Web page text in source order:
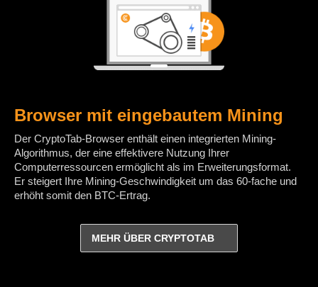
Browser mit eingebautem Mining
Der CryptoTab-Browser enthält einen integrierten Mining-
Algorithmus, der eine effektivere Nutzung Ihrer
Computerressourcen ermöglicht als im Erweiterungsformat.
Er steigert Ihre Mining-Geschwindigkeit um das 60-fache und
erhöht somit den BTC-Ertrag.
MEHR ÜBER CRYPTOTAB